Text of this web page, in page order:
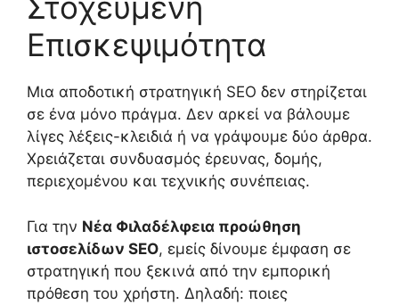
Επισκεψιμότητα
Μια αποδοτική στρατηγική SEO δεν στηρίζεται
σε ένα μόνο πράγμα. Δεν αρκεί να βάλουμε
λίγες λέξεις-κλειδιά ή να γράψουμε δύο άρθρα.
Χρειάζεται συνδυασμός έρευνας, δομής,
περιεχομένου και τεχνικής συνέπειας.
Για την Νέα Φιλαδέλφεια προώθηση
ιστοσελίδων SEO, εμείς δίνουμε έμφαση σε
στρατηγική που ξεκινά από την εμπορική
πρόθεση του χρήστη. Δηλαδή: ποιες